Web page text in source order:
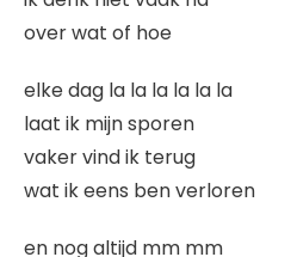
over wat of hoe
elke dag la la la la la la
laat ik mijn sporen
vaker vind ik terug
wat ik eens ben verloren
en nog altijd mm mm